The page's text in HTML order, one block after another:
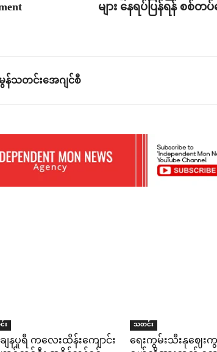
များ နေရပ်ပြန်ရန် စစ်တ
သတင်းအေဂျင်စီ
း
နပူရီ ကလေးထိန်းကျောင်း
သတင်း
ရေးကွမ်းသီးနုဈေ